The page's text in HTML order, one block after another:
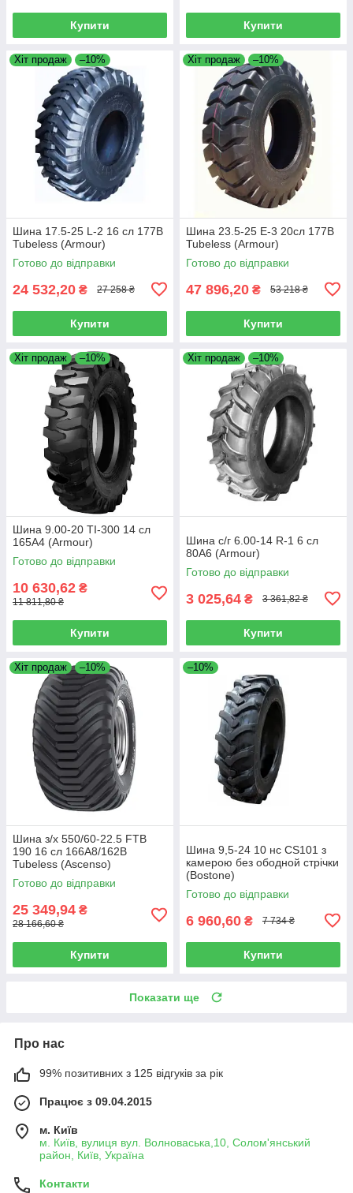
Купити Купити
Хіт продаж –10%
Шина 17.5-25 L-2 16 сл 177B
Tubeless (Armour)
Готово до відправки
24 532,20 ₴ 27 258 ₴
Купити
Хіт продаж –10%
Шина 23.5-25 E-3 20сл 177B
Tubeless (Armour)
Готово до відправки
47 896,20 ₴ 53 218 ₴
Купити
Хіт продаж –10%
Шина 9.00-20 TI-300 14 сл
165А4 (Armour)
Готово до відправки
10 630,62 ₴
11 811,80 ₴
Купити
Хіт продаж –10%
Шина с/г 6.00-14 R-1 6 сл
80A6 (Armour)
Готово до відправки
3 025,64 ₴ 3 361,82 ₴
Купити
Хіт продаж –10%
Шина з/х 550/60-22.5 FTB
190 16 сл 166A8/162B
Tubeless (Ascenso)
Готово до відправки
25 349,94 ₴
28 166,60 ₴
Купити
–10%
Шина 9,5-24 10 нс CS101 з
камерою без ободной стрічки
(Bostone)
Готово до відправки
6 960,60 ₴ 7 734 ₴
Купити
Показати ще
Про нас
99% позитивних з 125 відгуків за рік
Працює з 09.04.2015
м. Київ
м. Київ, вулиця вул. Волноваська,10, Солом'янський
район, Київ, Україна
Контакти